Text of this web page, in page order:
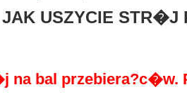
JAK USZYCIE STR�J
na bal przebiera?c�w.